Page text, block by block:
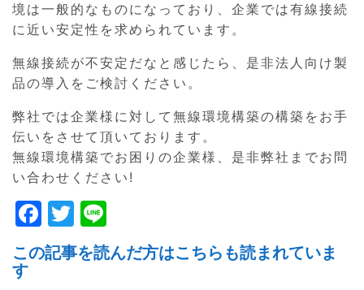
境は一般的なものになっており、企業では有線接続
に近い安定性を求められています。
無線接続が不安定だなと感じたら、是非法人向け製
品の導入をご検討ください。
弊社では企業様に対して無線環境構築の構築をお手
伝いをさせて頂いております。
無線環境構築でお困りの企業様、是非弊社までお問
い合わせください!
F
a
c
T
w
itt
n
e
この記事を読んだ方はこちらも読まれていま
す